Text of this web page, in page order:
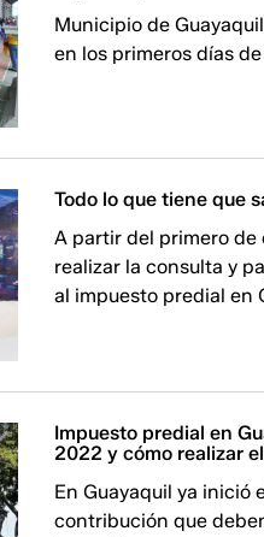
Municipio de
en los primeros días
Todo lo que tiene que
A partir del primero de
realizar la consulta y
al impuesto predial en
Impuesto predial en
2022 y cómo realizar
En Guayaquil ya inició
contribución que